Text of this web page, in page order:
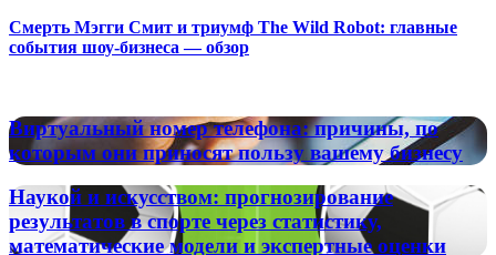
Смерть Мэгги Смит и триумф The Wild Robot: главные
события шоу-бизнеса — обзор
Виртуальный
номер
телефона:
причины,
по
которым
они
Виртуальный номер телефона: причины, по
которым они приносят пользу вашему бизнесу
Наукой
и
искусством:
Наукой и искусством: прогнозирование
результатов в спорте через статистику,
математические модели и экспертные оценки